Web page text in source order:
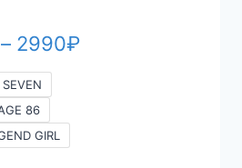
– 2990₽Диапазон
86
GIRL